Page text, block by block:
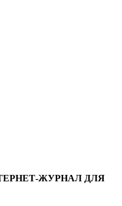
ЖУРНАЛ ДЛЯ